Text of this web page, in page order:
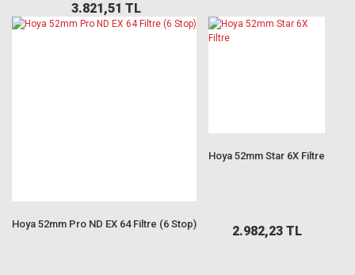
3.821,51 TL
Hoya 52mm Pro ND EX 64 Filtre (6 Stop)
Hoya 52mm Star 6X Filtre
2.982,23 TL